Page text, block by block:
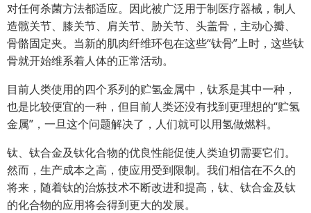
对任何杀菌方法都适应。因此被广泛用于制医疗器械，制人
造髋关节、膝关节、肩关节、胁关节、头盖骨，主动心瓣、
骨骼固定夹。当新的肌肉纤维环包在这些“钛骨”上时，这些钛
骨就开始维系着人体的正常活动。
目前人类使用的四个系列的贮氢金属中，钛系是其中一种，
也是比较便宜的一种，但目前人类还没有找到更理想的“贮氢
金属”，一旦这个问题解决了，人们就可以用氢做燃料。
钛、钛合金及钛化合物的优良性能促使人类迫切需要它们。
然而，生产成本之高，使应用受到限制。我们相信在不久的
将来，随着钛的治炼技术不断改进和提高，钛、钛合金及钛
的化合物的应用将会得到更大的发展。